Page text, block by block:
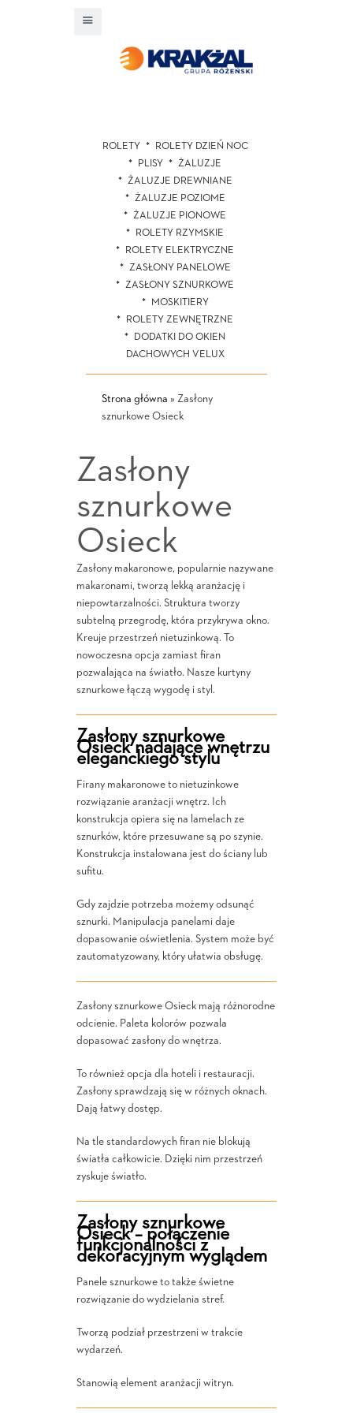
ROLETY
ROLETY DZIEŃ NOC
PLISY
ŻALUZJE
ŻALUZJE DREWNIANE
ŻALUZJE POZIOME
ŻALUZJE PIONOWE
ROLETY RZYMSKIE
ROLETY ELEKTRYCZNE
ZASŁONY PANELOWE
ZASŁONY SZNURKOWE
MOSKITIERY
ROLETY ZEWNĘTRZNE
DODATKI DO OKIEN
DACHOWYCH VELUX
Strona główna » Zasłony
sznurkowe Osieck
Zasłony
sznurkowe
Osieck
Zasłony makaronowe, popularnie nazywane
makaronami, tworzą lekką aranżację i
niepowtarzalności. Struktura tworzy
subtelną przegrodę, która przykrywa okno.
Kreuje przestrzeń nietuzinkową. To
nowoczesna opcja zamiast firan
pozwalająca na światło. Nasze kurtyny
sznurkowe łączą wygodę i styl.
Zasłony sznurkowe
Osieck nadające wnętrzu
eleganckiego stylu
Firany makaronowe to nietuzinkowe
rozwiązanie aranżacji wnętrz. Ich
konstrukcja opiera się na lamelach ze
sznurków, które przesuwane są po szynie.
Konstrukcja instalowana jest do ściany lub
sufitu.
Gdy zajdzie potrzeba możemy odsunąć
sznurki. Manipulacja panelami daje
dopasowanie oświetlenia. System może być
zautomatyzowany, który ułatwia obsługę.
Zasłony sznurkowe Osieck mają różnorodne
odcienie. Paleta kolorów pozwala
dopasować zasłony do wnętrza.
To również opcja dla hoteli i restauracji.
Zasłony sprawdzają się w różnych oknach.
Dają łatwy dostęp.
Na tle standardowych firan nie blokują
światła całkowicie. Dzięki nim przestrzeń
zyskuje światło.
Zasłony sznurkowe
Osieck – połączenie
funkcjonalności z
dekoracyjnym wyglądem
Panele sznurkowe to także świetne
rozwiązanie do wydzielania stref.
Tworzą podział przestrzeni w trakcie
wydarzeń.
Stanowią element aranżacji witryn.